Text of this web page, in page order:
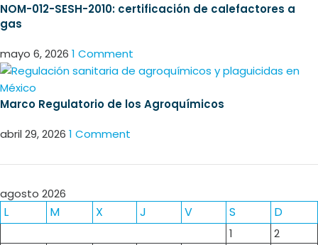
NOM-012-SESH-2010: certificación de calefactores a
gas
mayo 6, 2026 1 Comment
Marco Regulatorio de los Agroquímicos
abril 29, 2026 1 Comment
agosto 2026
L M X J V S D
1
2